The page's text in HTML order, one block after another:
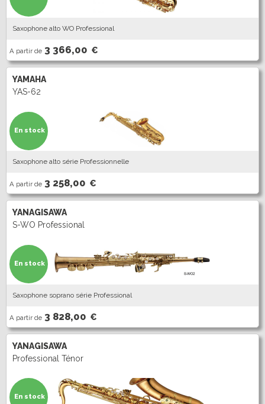
Saxophone alto WO Professional
A partir de 3 366,00 €
YAMAHA
YAS-62
Saxophone alto série Professionnelle
A partir de 3 258,00 €
En stock
YANAGISAWA
S-WO Professional
Saxophone soprano série Professional
A partir de 3 828,00 €
En stock
YANAGISAWA
Professional Ténor
En stock